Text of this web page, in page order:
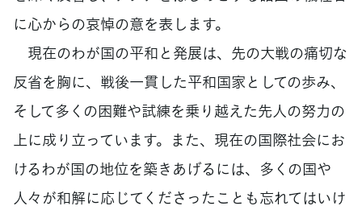
に心からの哀悼の意を表します。
現在のわが国の平和と発展は、先の大戦の痛切な
反省を胸に、戦後一貫した平和国家としての歩み、
そして多くの困難や試練を乗り越えた先人の努力の
上に成り立っています。また、現在の国際社会にお
けるわが国の地位を築きあげるには、多くの国や
人々が和解に応じてくださったことも忘れてはいけ